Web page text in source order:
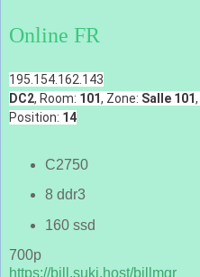
Online FR
195.154.162.143
DC2, Room: 101, Zone: Salle 101
Position: 14
C2750
8 ddr3
160 ssd
700р
https://bill.suki.host/billmgr